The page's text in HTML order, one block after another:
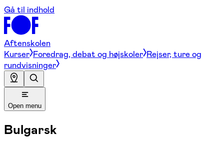
Gå til indhold
Aftenskolen
Kurser Foredrag, debat og højskoler Rejser, ture og
rundvisninger
Open menu
Bulgarsk